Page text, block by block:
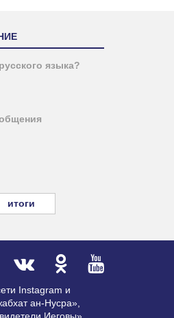
языка?
итоги
Instagram и
ан-Нусра»,
Иеговы»,